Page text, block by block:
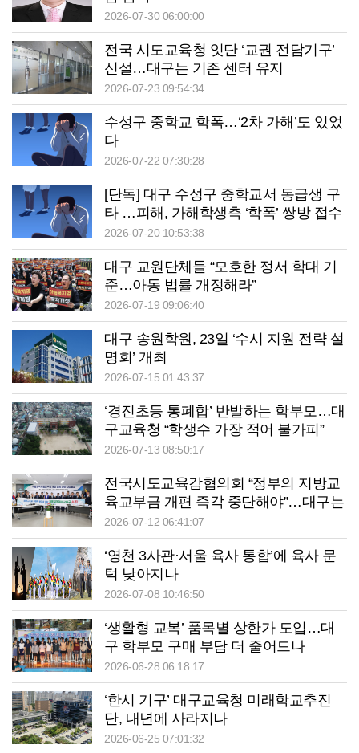
2026-07-30 06:00:00
전국 시도교육청 잇단 ‘교권 전담기구’
신설…대구는 기존 센터 유지
2026-07-23 09:54:34
수성구 중학교 학폭…‘2차 가해’도 있었
다
2026-07-22 07:30:28
[단독] 대구 수성구 중학교서 동급생 구
타 …피해, 가해학생측 ‘학폭’ 쌍방 접수
2026-07-20 10:53:38
대구 교원단체들 “모호한 정서 학대 기
준…아동 법률 개정해라”
2026-07-19 09:06:40
대구 송원학원, 23일 ‘수시 지원 전략 설
명회’ 개최
2026-07-15 01:43:37
‘경진초등 통폐합’ 반발하는 학부모…대
구교육청 “학생수 가장 적어 불가피”
2026-07-13 08:50:17
전국시도교육감협의회 “정부의 지방교
육교부금 개편 즉각 중단해야”…대구는
7천억~8천억원 손실 추정
2026-07-12 06:41:07
‘영천 3사관·서울 육사 통합’에 육사 문
턱 낮아지나
2026-07-08 10:46:50
‘생활형 교복’ 품목별 상한가 도입…대
구 학부모 구매 부담 더 줄어드나
2026-06-28 06:18:17
‘한시 기구’ 대구교육청 미래학교추진
단, 내년에 사라지나
2026-06-25 07:01:32